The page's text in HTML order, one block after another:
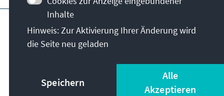
Hauptseite der KAS
Nutzungsbedingungen
Erklärung zur Barrierefreiheit
© Konrad-Adenauer-Stiftung e.V. 2026
Inhalte
Hinweis: Zur Aktivierung Ihrer Änderung wird
die Seite neu geladen
Speichern
Alle
Akzeptieren